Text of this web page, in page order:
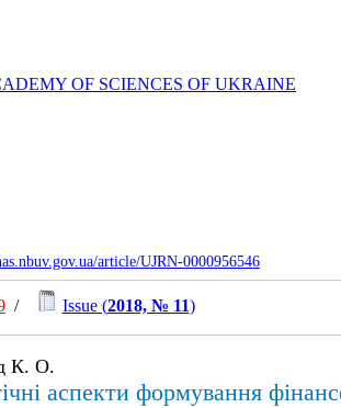
OF SCIENCES OF UKRAINE
article/UJRN-0000956546
/ Issue (2018, № 11)
К. О.
аспекти формування